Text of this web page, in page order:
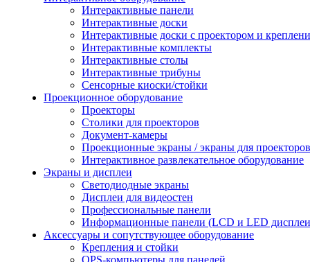
Интерактивные панели
Интерактивные доски
Интерактивные доски с проектором и
Интерактивные комплекты
Интерактивные столы
Интерактивные трибуны
Сенсорные киоски/стойки
Проекционное оборудование
Проекторы
Столики для проекторов
Документ-камеры
Проекционные экраны / экраны для проекторов
Интерактивное развлекательное оборудование
Экраны и дисплеи
Светодиодные экраны
Дисплеи для видеостен
Профессиональные панели
Информационные панели (LCD и LED
Аксессуары и сопутствующее оборудование
Крепления и стойки
OPS-компьютеры для панелей